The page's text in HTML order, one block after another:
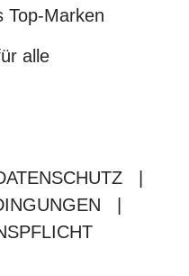
Top-Marken
alle